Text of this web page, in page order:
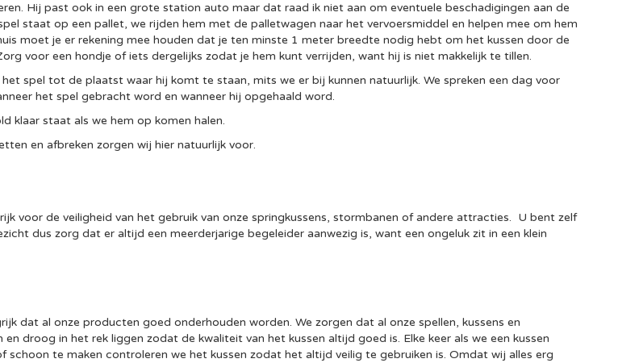
Hij past ook in een grote station auto maar dat raad ik niet aan om eventuele beschadigingen aan de
staat op een pallet, we rijden hem met de palletwagen naar het vervoersmiddel en helpen mee om hem
moet je er rekening mee houden dat je ten minste 1 meter breedte nodig hebt om het kussen door de
voor een hondje of iets dergelijks zodat je hem kunt verrijden, want hij is niet makkelijk te tillen.
spel tot de plaatst waar hij komt te staan, mits we er bij kunnen natuurlijk. We spreken een dag voor
het spel gebracht word en wanneer hij opgehaald word.
klaar staat als we hem op komen halen.
en afbreken zorgen wij hier natuurlijk voor.
voor de veiligheid van het gebruik van onze springkussens, stormbanen of andere attracties. U bent zelf
dus zorg dat er altijd een meerderjarige begeleider aanwezig is, want een ongeluk zit in een klein
dat al onze producten goed onderhouden worden. We zorgen dat al onze spellen, kussens en
droog in het rek liggen zodat de kwaliteit van het kussen altijd goed is. Elke keer als we een kussen
te maken controleren we het kussen zodat het altijd veilig te gebruiken is. Omdat wij alles erg